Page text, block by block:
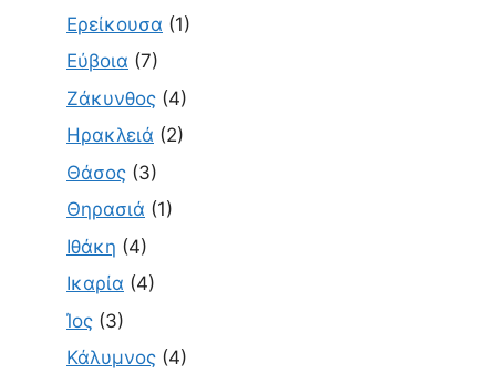
Ερείκουσα (1)
Εύβοια (7)
Ζάκυνθος (4)
Ηρακλειά (2)
Θάσος (3)
Θηρασιά (1)
Ιθάκη (4)
Ικαρία (4)
Ίος (3)
Κάλυμνος (4)